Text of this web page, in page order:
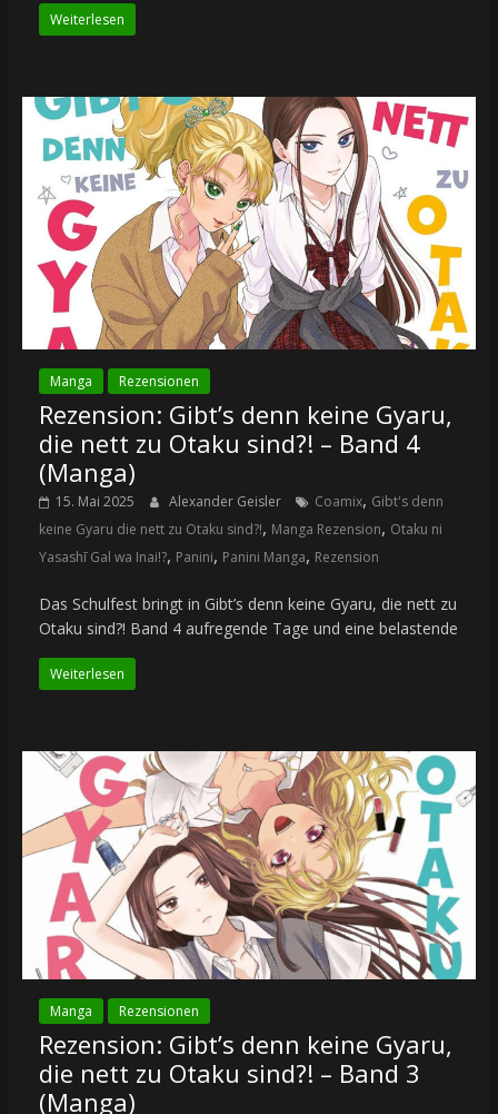
Weiterlesen
Manga Rezensionen
Rezension: Gibt’s denn keine Gyaru,
die nett zu Otaku sind?! – Band 4
(Manga)
15. Mai 2025 Alexander Geisler Coamix, Gibt's denn
keine Gyaru die nett zu Otaku sind?!, Manga Rezension, Otaku ni
Yasashī Gal wa Inai!?, Panini, Panini Manga, Rezension
Das Schulfest bringt in Gibt’s denn keine Gyaru, die nett zu
Otaku sind?! Band 4 aufregende Tage und eine belastende
Weiterlesen
Manga Rezensionen
Rezension: Gibt’s denn keine Gyaru,
die nett zu Otaku sind?! – Band 3
(Manga)